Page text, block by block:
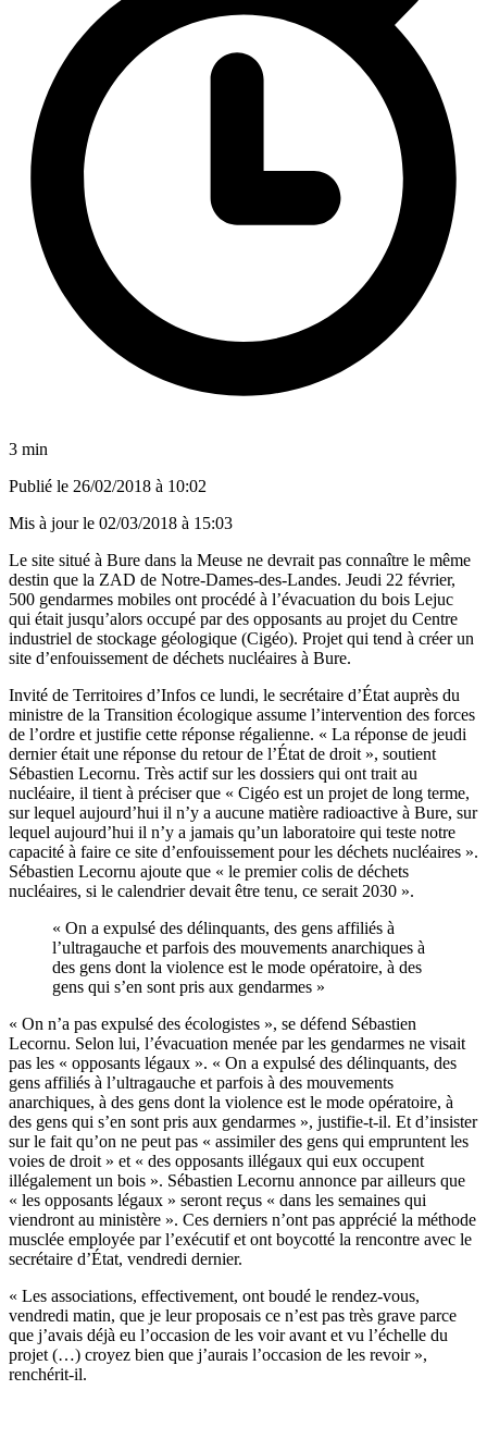
3 min
Publié le 26/02/2018 à 10:02
Mis à jour le 02/03/2018 à 15:03
Le site situé à Bure dans la Meuse ne devrait pas connaître le même
destin que la ZAD de Notre-Dames-des-Landes. Jeudi 22 février,
500 gendarmes mobiles ont procédé à l’évacuation du bois Lejuc
qui était jusqu’alors occupé par des opposants au projet du Centre
industriel de stockage géologique (Cigéo). Projet qui tend à créer un
site d’enfouissement de déchets nucléaires à Bure.
Invité de Territoires d’Infos ce lundi, le secrétaire d’État auprès du
ministre de la Transition écologique assume l’intervention des forces
de l’ordre et justifie cette réponse régalienne. « La réponse de jeudi
dernier était une réponse du retour de l’État de droit », soutient
Sébastien Lecornu. Très actif sur les dossiers qui ont trait au
nucléaire, il tient à préciser que « Cigéo est un projet de long terme,
sur lequel aujourd’hui il n’y a aucune matière radioactive à Bure, sur
lequel aujourd’hui il n’y a jamais qu’un laboratoire qui teste notre
capacité à faire ce site d’enfouissement pour les déchets nucléaires ».
Sébastien Lecornu ajoute que « le premier colis de déchets
nucléaires, si le calendrier devait être tenu, ce serait 2030 ».
« On a expulsé des délinquants, des gens affiliés à
l’ultragauche et parfois des mouvements anarchiques à
des gens dont la violence est le mode opératoire, à des
gens qui s’en sont pris aux gendarmes »
« On n’a pas expulsé des écologistes », se défend Sébastien
Lecornu. Selon lui, l’évacuation menée par les gendarmes ne visait
pas les « opposants légaux ». « On a expulsé des délinquants, des
gens affiliés à l’ultragauche et parfois à des mouvements
anarchiques, à des gens dont la violence est le mode opératoire, à
des gens qui s’en sont pris aux gendarmes », justifie-t-il. Et d’insister
sur le fait qu’on ne peut pas « assimiler des gens qui empruntent les
voies de droit » et « des opposants illégaux qui eux occupent
illégalement un bois ». Sébastien Lecornu annonce par ailleurs que
« les opposants légaux » seront reçus « dans les semaines qui
viendront au ministère ». Ces derniers n’ont pas apprécié la méthode
musclée employée par l’exécutif et ont boycotté la rencontre avec le
secrétaire d’État, vendredi dernier.
« Les associations, effectivement, ont boudé le rendez-vous,
vendredi matin, que je leur proposais ce n’est pas très grave parce
que j’avais déjà eu l’occasion de les voir avant et vu l’échelle du
projet (…) croyez bien que j’aurais l’occasion de les revoir »,
renchérit-il.